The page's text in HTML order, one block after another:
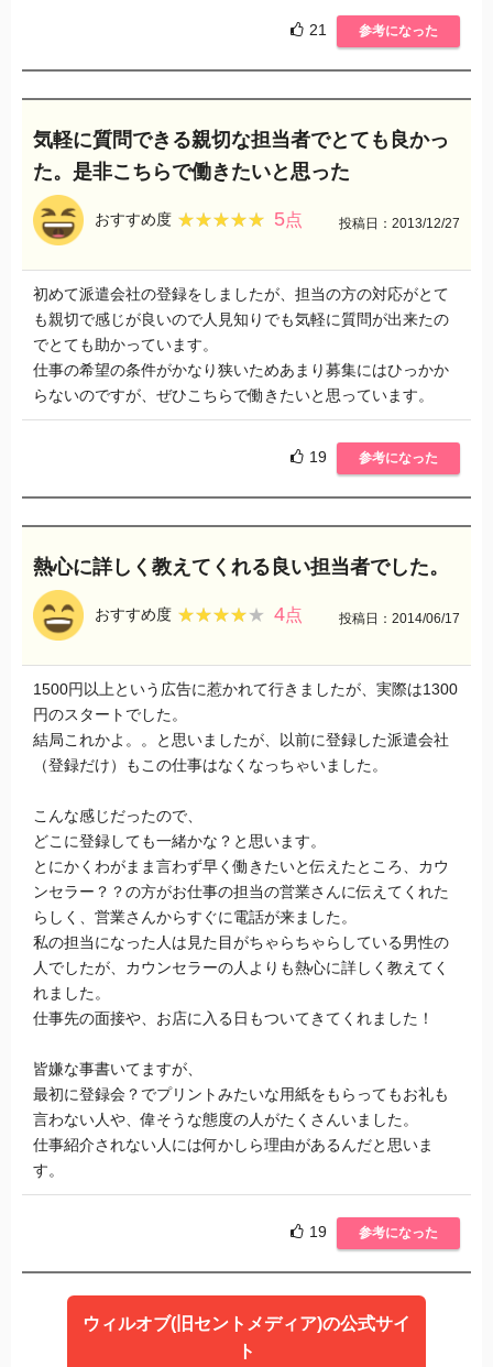
21 参考になった
気軽に質問できる親切な担当者でとても良かっ
た。是非こちらで働きたいと思った
おすすめ度 ★★★★★
★★★★★ 5点 投稿日：2013/12/27
初めて派遣会社の登録をしましたが、担当の方の対応がとて
も親切で感じが良いので人見知りでも気軽に質問が出来たの
でとても助かっています。
仕事の希望の条件がかなり狭いためあまり募集にはひっかか
らないのですが、ぜひこちらで働きたいと思っています。
19 参考になった
熱心に詳しく教えてくれる良い担当者でした。
おすすめ度 ★★★★★
★★★★★ 4点 投稿日：2014/06/17
1500円以上という広告に惹かれて行きましたが、実際は1300
円のスタートでした。
結局これかよ。。と思いましたが、以前に登録した派遣会社
（登録だけ）もこの仕事はなくなっちゃいました。
こんな感じだったので、
どこに登録しても一緒かな？と思います。
とにかくわがまま言わず早く働きたいと伝えたところ、カウ
ンセラー？？の方がお仕事の担当の営業さんに伝えてくれた
らしく、営業さんからすぐに電話が来ました。
私の担当になった人は見た目がちゃらちゃらしている男性の
人でしたが、カウンセラーの人よりも熱心に詳しく教えてく
れました。
仕事先の面接や、お店に入る日もついてきてくれました！
皆嫌な事書いてますが、
最初に登録会？でプリントみたいな用紙をもらってもお礼も
言わない人や、偉そうな態度の人がたくさんいました。
仕事紹介されない人には何かしら理由があるんだと思いま
す。
19 参考になった
ウィルオブ(旧セントメディア)の公式サイ
ト